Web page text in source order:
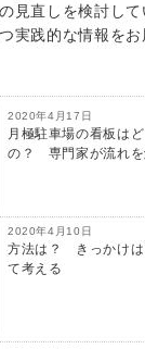
見直しを検討し
実践的な情報をお
2020年4月17日
月極駐車場の看板は
の？ 専門家が流れを
2020年4月10日
方法は？ きっかけ
て考える